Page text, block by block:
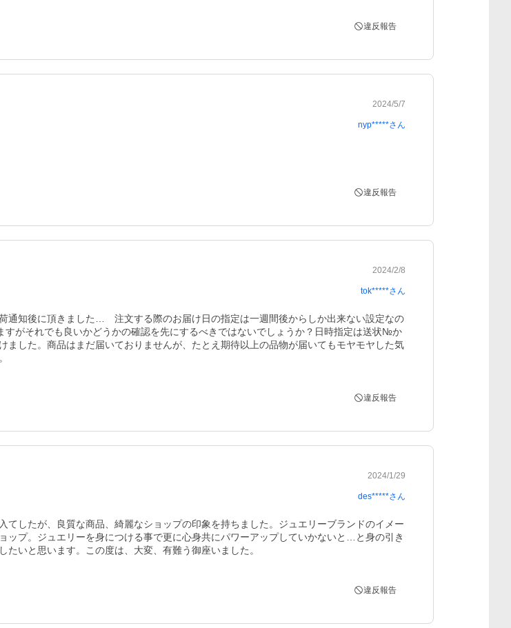
違反報告
2024/5/7
nyp*****さん
違反報告
2024/2/8
tok*****さん
通知後に頂きました…　注文する際のお届け日の指定は一週間後からしか出来ない設定なの
がそれでも良いかどうかの確認を先にするべきではないでしょうか？日時指定は送状№か
した。商品はまだ届いておりませんが、たとえ期待以上の品物が届いてもモヤモヤした気
違反報告
2024/1/29
des*****さん
したが、良質な商品、綺麗なショップの印象を持ちました。ジュエリーブランドのイメー
ップ。ジュエリーを身につける事で更に心身共にパワーアップしていかないと…と身の引き
いと思います。この度は、大変、有難う御座いました。
違反報告